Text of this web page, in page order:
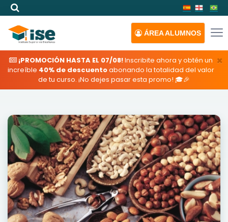
ÁREAALUMNOS
×
¡PROMOCIÓN HASTA EL 07/08!Inscribite ahora y obtén un
increíble 40% de descuentoabonando la totalidad del valor
de tu curso. ¡No dejes pasar esta promo! 🎓🎉